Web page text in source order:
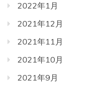
2022年1月
2021年12月
2021年11月
2021年10月
2021年9月